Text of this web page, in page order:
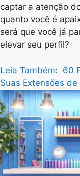
captar a atenção
quanto você é
será que você já
elevar seu perfil?
Leia Também: 60
Suas Extensões de